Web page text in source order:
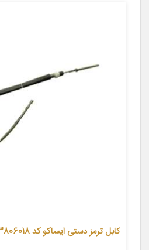
کابل ترمز دستی ایساکو کد 13806018مناسب برای دنا